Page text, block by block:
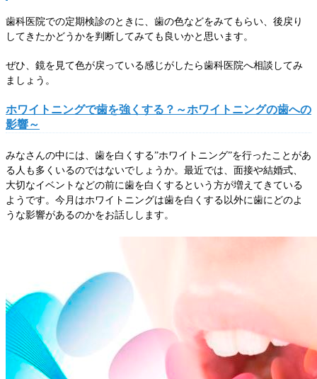
歯科医院での定期検診のときに、歯の色などをみてもらい、後戻り
してきたかどうかを判断してみても良いかと思います。
ぜひ、鏡を見て色が戻っている感じがしたら歯科医院へ相談してみ
ましょう。
ホワイトニングで歯を強くする？～ホワイトニングの歯への
影響～
みなさんの中には、歯を白くする”ホワイトニング”を行ったことがあ
る人も多くいるのではないでしょうか。最近では、面接や結婚式、
大切なイベントなどの前に歯を白くするという方が増えてきている
ようです。今月はホワイトニングは歯を白くする以外に歯にどのよ
うな影響があるのかをお話しします。